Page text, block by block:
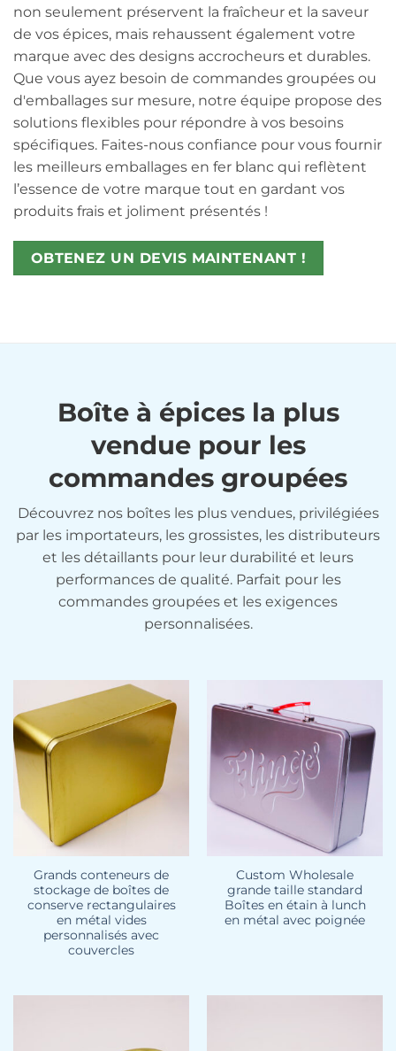
non seulement préservent la fraîcheur et la saveur
de vos épices, mais rehaussent également votre
marque avec des designs accrocheurs et durables.
Que vous ayez besoin de commandes groupées ou
d'emballages sur mesure, notre équipe propose des
solutions flexibles pour répondre à vos besoins
spécifiques. Faites-nous confiance pour vous fournir
les meilleurs emballages en fer blanc qui reflètent
l’essence de votre marque tout en gardant vos
produits frais et joliment présentés !
OBTENEZ UN DEVIS MAINTENANT !
Boîte à épices la plus
vendue pour les
commandes groupées
Découvrez nos boîtes les plus vendues, privilégiées
par les importateurs, les grossistes, les distributeurs
et les détaillants pour leur durabilité et leurs
performances de qualité. Parfait pour les
commandes groupées et les exigences
personnalisées.
Grands conteneurs de
stockage de boîtes de
conserve rectangulaires
en métal vides
personnalisés avec
couvercles
Custom Wholesale
grande taille standard
Boîtes en étain à lunch
en métal avec poignée